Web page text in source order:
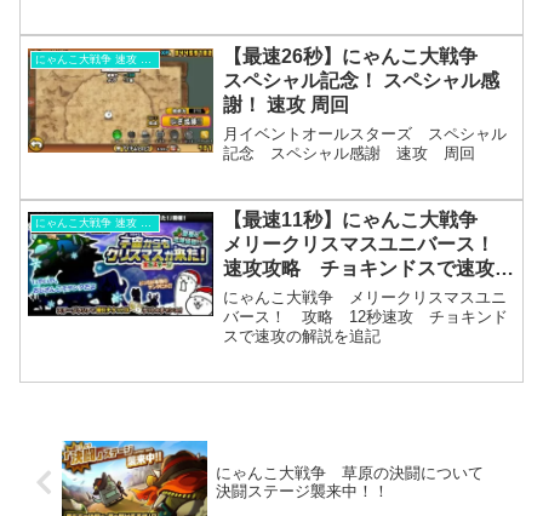
さんとエリザベス56世でした。そして遂
に統率力1000に！ ...
【最速26秒】にゃんこ大戦争
スペシャル記念！ スペシャル感
謝！ 速攻 周回
月イベントオールスターズ スペシャル
記念 スペシャル感謝 速攻 周回
にゃんこ大戦争 速攻 周回
【最速11秒】にゃんこ大戦争
メリークリスマスユニバース！
速攻攻略 チョキンドスで速攻の
解説を追記
にゃんこ大戦争 メリークリスマスユニ
バース！ 攻略 12秒速攻 チョキンド
スで速攻の解説を追記
にゃんこ大戦争 草原の決闘について
決闘ステージ襲来中！！